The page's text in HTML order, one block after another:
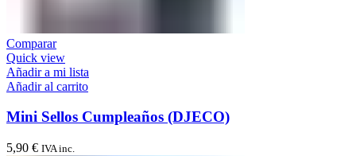
Comparar
Quick view
Añadir a mi lista
Añadir al carrito
Mini Sellos Cumpleaños (DJECO)
5,90 € IVA inc.